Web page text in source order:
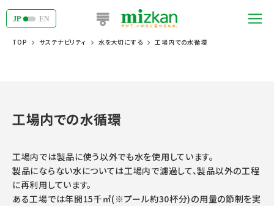
JP EN
TOP サステナビリティ 水を大切にする 工場内での水循環
工場内での水循環
工場内では製品に使う以外でも水を使用しています。
製品にならない水については工場内で濾過して、製品以外の工程
に再利用しています。
ある工場では年間15千㎥(※プール約30杯分)の用量の節制を実